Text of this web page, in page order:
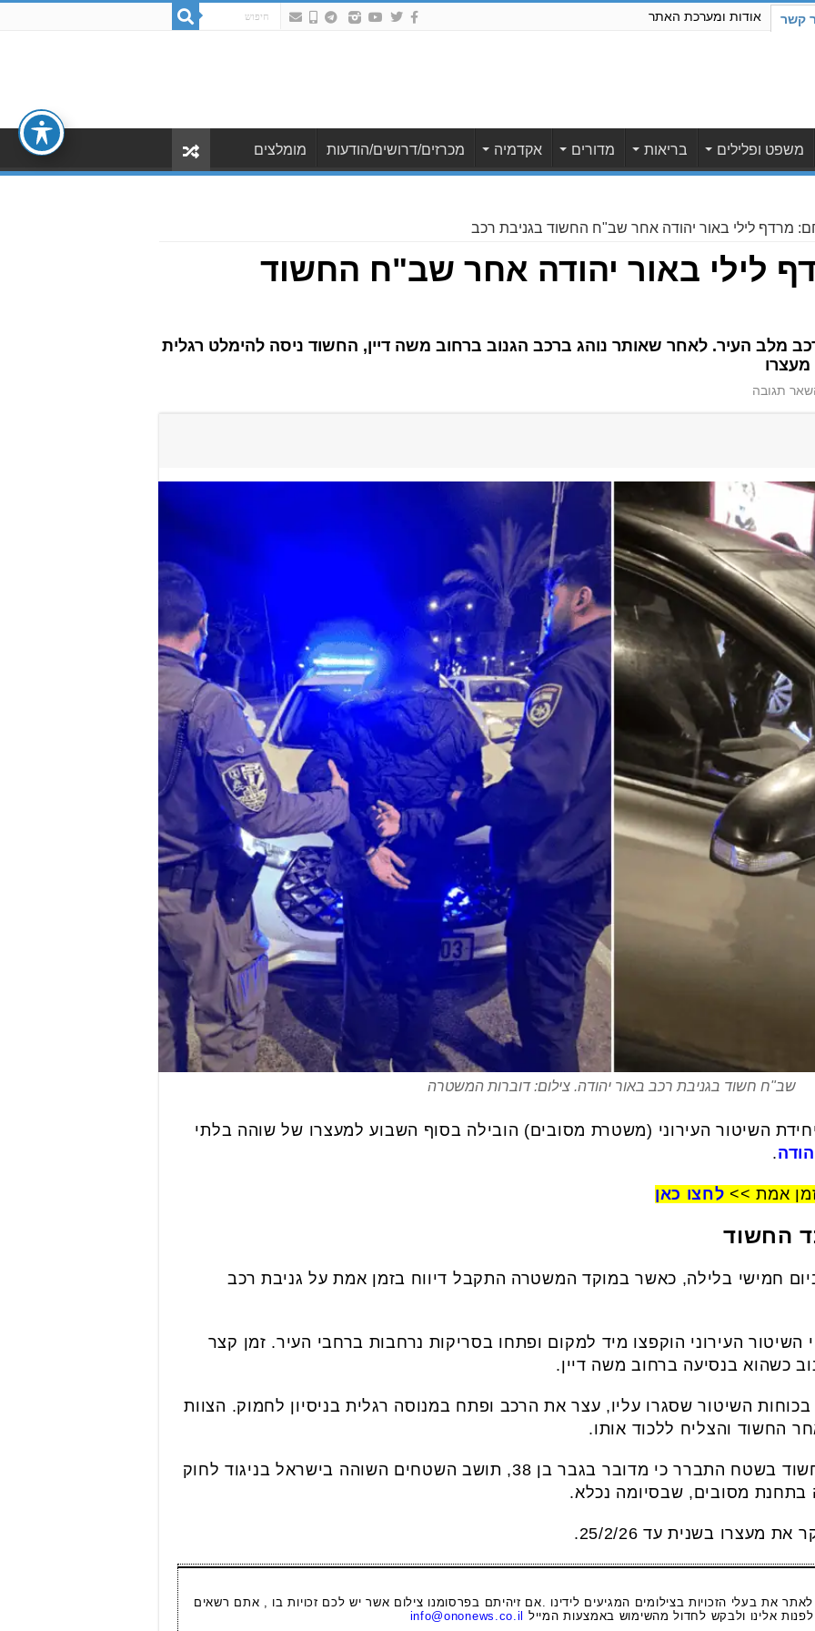
קשר אודות ומערכת האתר
משפט ופלילים בריאות מדורים אקדמיה מכרזים/דרושים/הודעות מומלצים
מרדף לילי באור יהודה אחר שב"ח החשוד בגניבת רכב
לילי באור יהודה אחר שב"ח החשוד
רכב מלב העיר. לאחר שאותר נוהג ברכב הגנוב ברחוב משה דיין, החשוד ניסה להימלט רגלית
תגובה
שב"ח חשוד בגניבת רכב באור יהודה. צילום: דוברות המשטרה
השיטור העירוני (משטרת מסובים) הובילה בסוף השבוע למעצרו של שוהה בלתי
.
אמת >> לחצו כאן
החשוד
חמישי בלילה, כאשר במוקד המשטרה התקבל דיווח בזמן אמת על גניבת רכב
השיטור העירוני הוקפצו מיד למקום ופתחו בסריקות נרחבות ברחבי העיר. זמן קצר
כשהוא בנסיעה ברחוב משה דיין.
השיטור שסגרו עליו, עצר את הרכב ופתח במנוסה רגלית בניסיון לחמוק. הצוות
החשוד והצליח ללכוד אותו.
מבדיקת פרטי החשוד בשטח התברר כי מדובר בגבר בן 38, תושב השטחים השוהה בישראל בניגוד לחוק
מסובים, שבסיומה נכלא.
בשנית עד 25/2/26.
לאתר את בעלי הזכויות בצילומים המגיעים לידינו .אם זיהיתם בפרסומנו צילום אשר יש לכם זכויות בו , אתם רשאים
לפנות אלינו ולבקש לחדול מהשימוש באמצעות המייל
info@ononews.co.il